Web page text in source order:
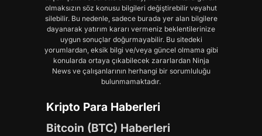
olmaksızın söz konusu bilgileri değiştirebilir veyahut
silebilir. Bu nedenle, sadece burada yer alan bilgilere
dayanarak yatırım kararı vermeniz beklentilerinize
uygun sonuçlar doğurmayabilir. Bu sitedeki
yorumlardan, eksik bilgi ve/veya güncel olmama gibi
konularda ortaya çıkabilecek zararlardan Ninja
News ve çalışanlarının herhangi bir sorumluluğu
bulunmamaktadır.
Kripto Para Haberleri
Bitcoin (BTC) Haberleri